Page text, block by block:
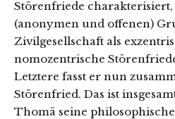
Störenfriede
(anonymen und offenen)
Zivilgesellschaft als
nomozentrische
Letztere fasst er nun
Störenfried. Das ist
Thomä seine